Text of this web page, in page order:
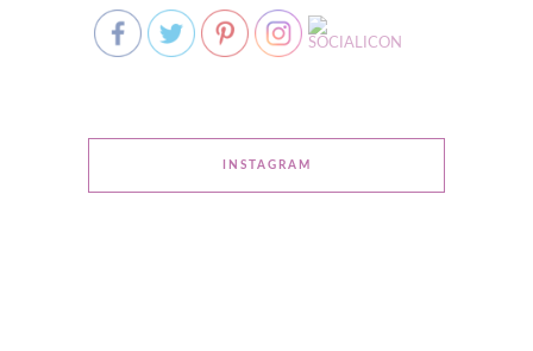
INSTAGRAM